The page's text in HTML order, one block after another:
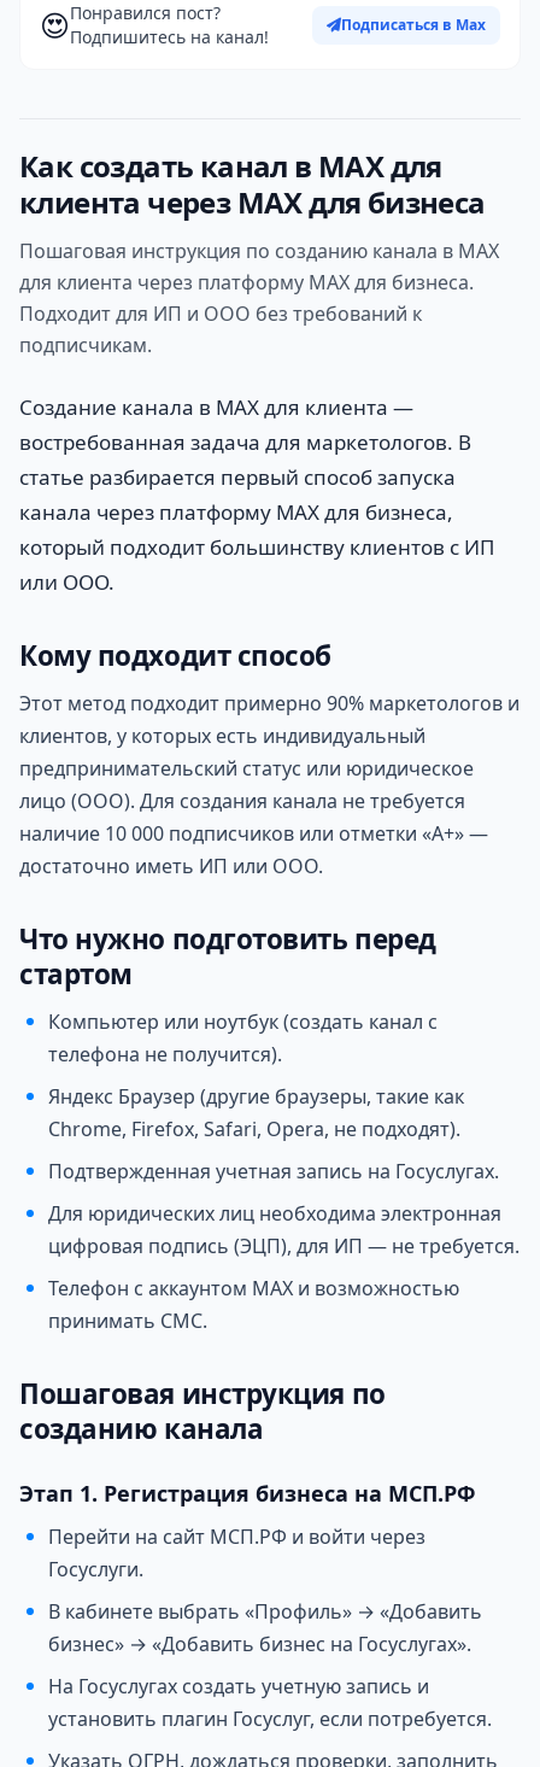
😍Понравился пост?
Подпишитесь на канал!
Подписаться в Max
Как создать канал в MAX для
клиента через MAX для бизнеса
Пошаговая инструкция по созданию канала в MAX
для клиента через платформу MAX для бизнеса.
Подходит для ИП и ООО без требований к
подписчикам.
Создание канала в MAX для клиента —
востребованная задача для маркетологов. В
статье разбирается первый способ запуска
канала через платформу MAX для бизнеса,
который подходит большинству клиентов с ИП
или ООО.
Кому подходит способ
Этот метод подходит примерно 90% маркетологов и
клиентов, у которых есть индивидуальный
предпринимательский статус или юридическое
лицо (ООО). Для создания канала не требуется
наличие 10 000 подписчиков или отметки «А+» —
достаточно иметь ИП или ООО.
Что нужно подготовить перед
стартом
Компьютер или ноутбук (создать канал с
телефона не получится).
Яндекс Браузер (другие браузеры, такие как
Chrome, Firefox, Safari, Opera, не подходят).
Подтвержденная учетная запись на Госуслугах.
Для юридических лиц необходима электронная
цифровая подпись (ЭЦП), для ИП — не требуется.
Телефон с аккаунтом MAX и возможностью
принимать СМС.
Пошаговая инструкция по
созданию канала
Этап 1. Регистрация бизнеса на МСП.РФ
Перейти на сайт МСП.РФ и войти через
Госуслуги.
В кабинете выбрать «Профиль» → «Добавить
бизнес» → «Добавить бизнес на Госуслугах».
На Госуслугах создать учетную запись и
установить плагин Госуслуг, если потребуется.
Указать ОГРН, дождаться проверки, заполнить